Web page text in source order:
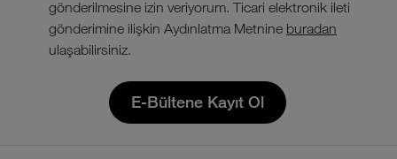
gönderilmesine izin veriyorum. Ticari elektronik ileti
gönderimine ilişkin Aydınlatma Metnine buradan
ulaşabilirsiniz.
E-Bültene Kayıt Ol